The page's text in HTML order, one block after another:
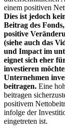
einem positiven
Dies ist jedoch
Beitrag des
positive
(siehe auch das
und Impact im
eignet sich eher
investieren
Unternehmen
beitragen. Eine
beitragen
positivem
infolge der
eingetreten ist.